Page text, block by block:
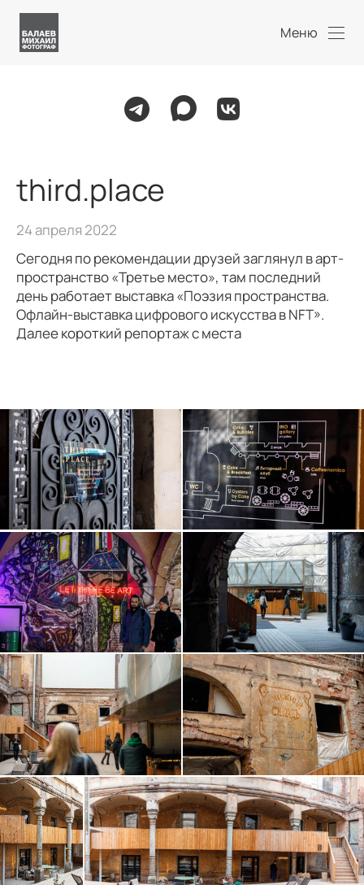
Меню
third.place
24 апреля 2022
Сегодня по рекомендации друзей заглянул в арт-
пространство «Третье место», там последний
день работает выставка «Поэзия пространства.
Офлайн-выставка цифрового искусства в NFT».
Далее короткий репортаж с места